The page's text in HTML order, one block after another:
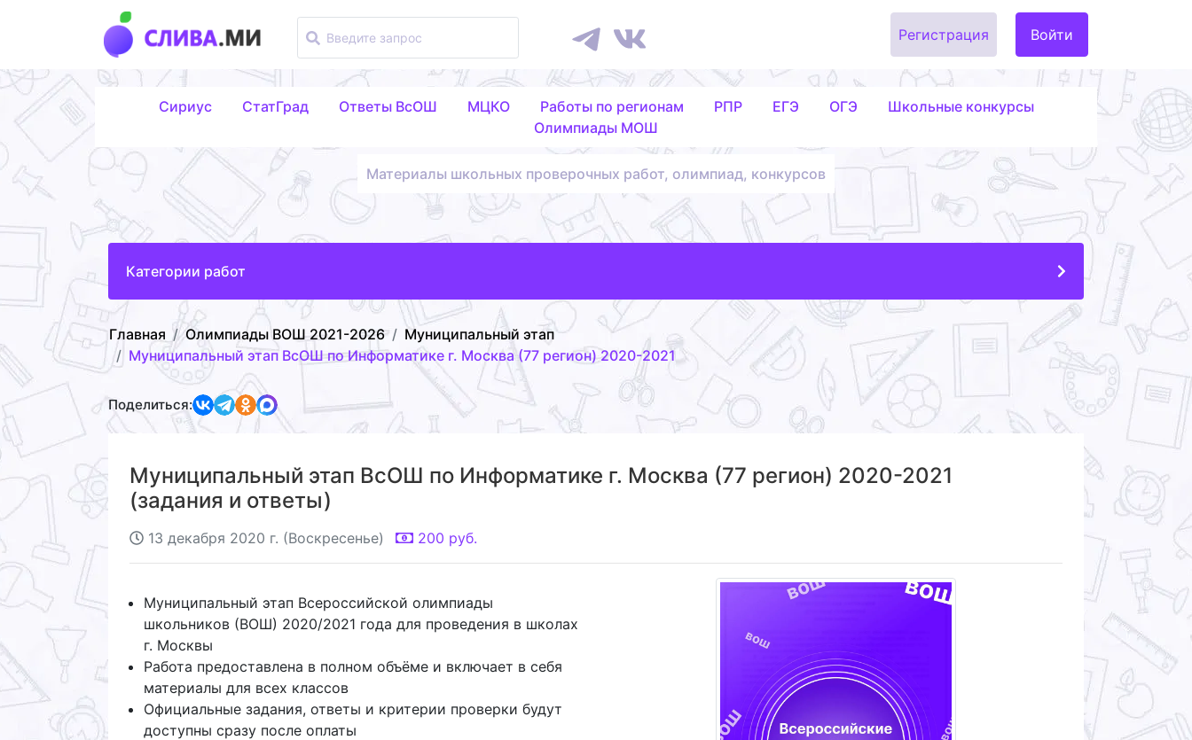
Регистрация Войти
Сириус СтатГрад Ответы ВсОШ МЦКО Работы по регионам РПР ЕГЭ ОГЭ
Школьные конкурсы
Олимпиады МОШ
Материалы школьных проверочных работ, олимпиад, конкурсов
Категории работ
Главная Олимпиады ВОШ 2021-2026
Муниципальный этап
Муниципальный этап ВсОШ по Информатике г. Москва (77 регион) 2020-2021
Поделиться:
Муниципальный этап ВсОШ по Информатике г. Москва (77 регион) 2020-2021
(задания и ответы)
13 декабря 2020 г. (Воскресенье) 200 руб.
Муниципальный этап Всероссийской олимпиады
школьников (ВОШ) 2020/2021 года для проведения в школах
г. Москвы
Работа предоставлена в полном объёме и включает в себя
материалы для всех классов
Официальные задания, ответы и критерии проверки будут
доступны сразу после оплаты